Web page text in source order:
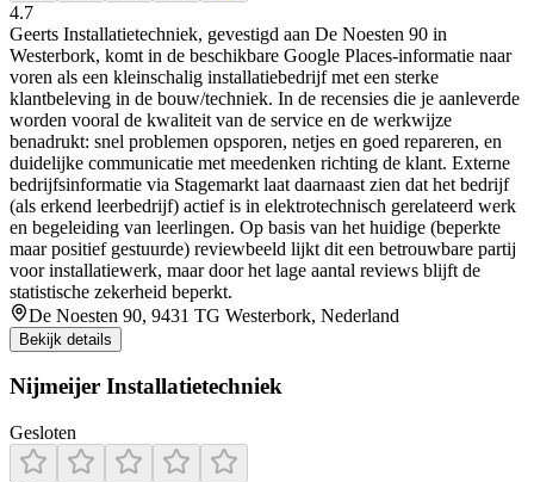
4.7
Geerts Installatietechniek, gevestigd aan De Noesten 90 in
Westerbork, komt in de beschikbare Google Places-informatie naar
voren als een kleinschalig installatiebedrijf met een sterke
klantbeleving in de bouw/techniek. In de recensies die je aanleverde
worden vooral de kwaliteit van de service en de werkwijze
benadrukt: snel problemen opsporen, netjes en goed repareren, en
duidelijke communicatie met meedenken richting de klant. Externe
bedrijfsinformatie via Stagemarkt laat daarnaast zien dat het bedrijf
(als erkend leerbedrijf) actief is in elektrotechnisch gerelateerd werk
en begeleiding van leerlingen. Op basis van het huidige (beperkte
maar positief gestuurde) reviewbeeld lijkt dit een betrouwbare partij
voor installatiewerk, maar door het lage aantal reviews blijft de
statistische zekerheid beperkt.
De Noesten 90, 9431 TG Westerbork, Nederland
Bekijk details
Nijmeijer Installatietechniek
Gesloten